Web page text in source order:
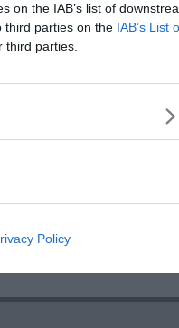
on the IAB’s list of
third parties on the IAB’s List
parties.
Policy